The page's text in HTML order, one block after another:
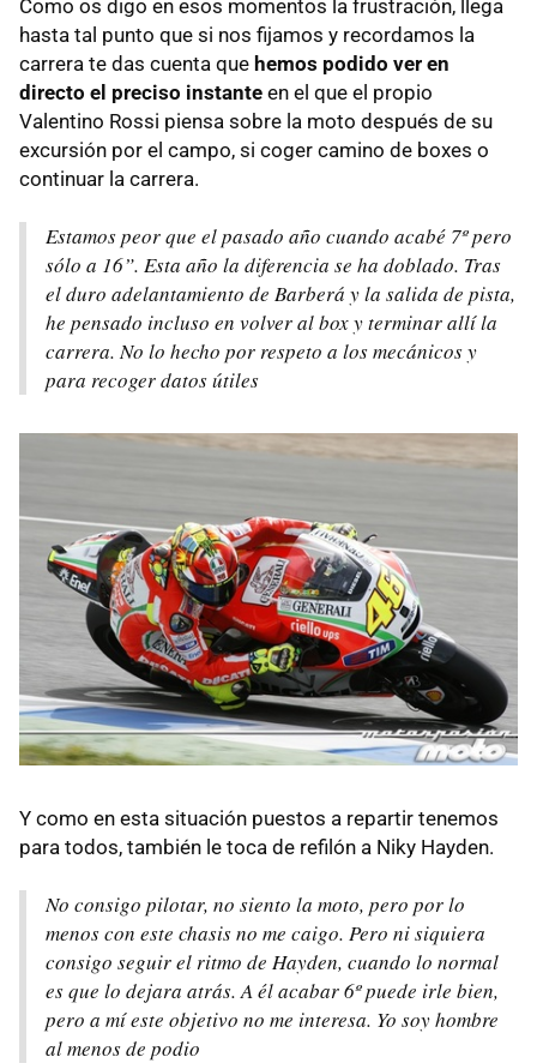
Como os digo en esos momentos la frustración, llega
hasta tal punto que si nos fijamos y recordamos la
carrera te das cuenta que hemos podido ver en
directo el preciso instante en el que el propio
Valentino Rossi piensa sobre la moto después de su
excursión por el campo, si coger camino de boxes o
continuar la carrera.
Estamos peor que el pasado año cuando acabé 7º pero
sólo a 16”. Esta año la diferencia se ha doblado. Tras
el duro adelantamiento de Barberá y la salida de pista,
he pensado incluso en volver al box y terminar allí la
carrera. No lo hecho por respeto a los mecánicos y
para recoger datos útiles
Y como en esta situación puestos a repartir tenemos
para todos, también le toca de refilón a Niky Hayden.
No consigo pilotar, no siento la moto, pero por lo
menos con este chasis no me caigo. Pero ni siquiera
consigo seguir el ritmo de Hayden, cuando lo normal
es que lo dejara atrás. A él acabar 6º puede irle bien,
pero a mí este objetivo no me interesa. Yo soy hombre
al menos de podio